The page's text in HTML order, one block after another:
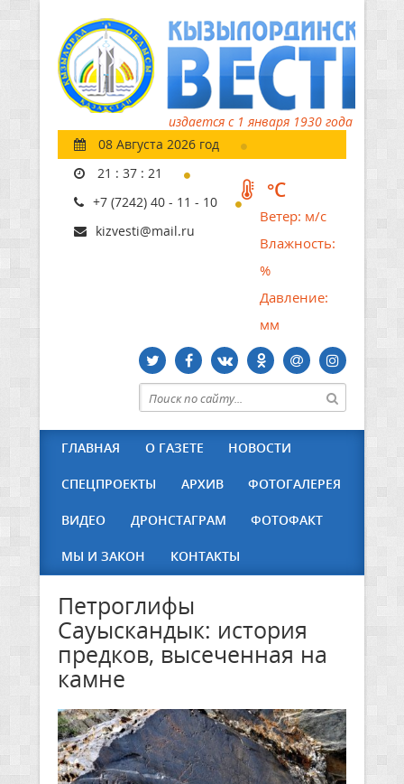
издается с 1 января 1930 года
08 Августа 2026 год
21 : 37 : 22
+7 (7242) 40 - 11 - 10
kizvesti@mail.ru
°C
Ветер: м/с
Влажность:
%
Давление:
мм
ГЛАВНАЯ О ГАЗЕТЕ НОВОСТИ
СПЕЦПРОЕКТЫ АРХИВ ФОТОГАЛЕРЕЯ
ВИДЕО ДРОНСТАГРАМ ФОТОФАКТ
МЫ И ЗАКОН КОНТАКТЫ
Петроглифы
Сауыскандык: история
предков, высеченная на
камне